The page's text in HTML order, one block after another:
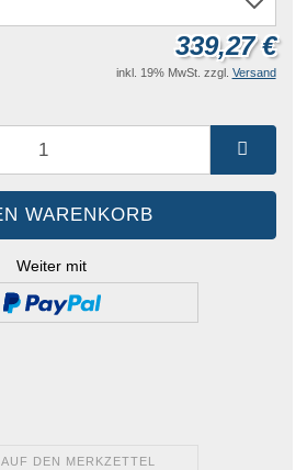
339,27 €
inkl. 19% MwSt. zzgl. Versand
Weiter mit
AUF DEN MERKZETTEL